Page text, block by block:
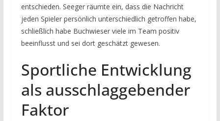
entschieden. Seeger räumte ein, dass die Nachricht
jeden Spieler persönlich unterschiedlich getroffen habe,
schließlich habe Buchwieser viele im Team positiv
beeinflusst und sei dort geschätzt gewesen.
Sportliche Entwicklung
als ausschlaggebender
Faktor